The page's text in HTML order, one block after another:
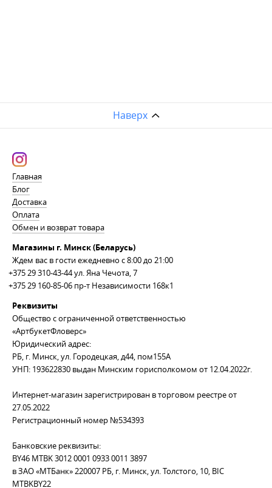
Наверх
Главная
Блог
Доставка
Оплата
Обмен и возврат товара
Магазины г. Минск (Беларусь)
Ждем вас в гости ежедневно с 8:00 до 21:00
+375 29 310-43-44ул. Яна Чечота, 7
+375 29 160-85-06пр-т Независимости 168к1
Реквизиты
Общество с ограниченной ответственностью
«АртбукетФловерс»
Юридический адрес:
РБ, г. Минск, ул. Городецкая, д44, пом155А
УНП: 193622830 выдан Минским горисполкомом от 12.04.2022г.
Интернет-магазин зарегистрирован в торговом реестре от
27.05.2022
Регистрационный номер №534393
Банковские реквизиты:
BY46 MTBK 3012 0001 0933 0011 3897
в ЗАО «МТБанк» 220007 РБ, г. Минск, ул. Толстого, 10, BIC
MTBKBY22